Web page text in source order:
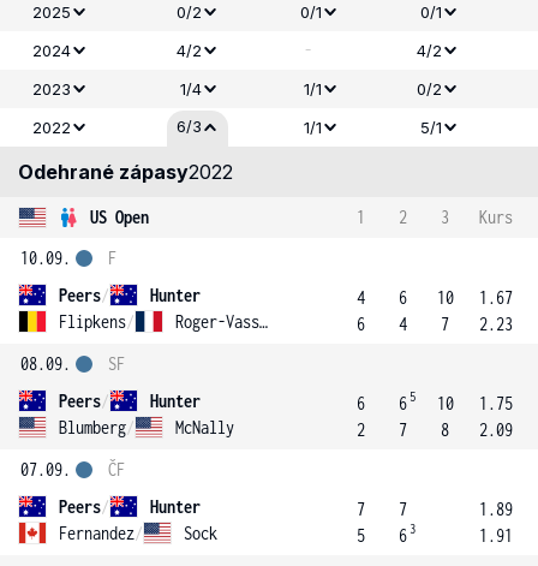
2025
0/2 0/1
0/1
2024
4/2 -
4/2
2023
1/4 1/1
0/2
2022
6/3 1/1 5/1
Odehrané zápasy2022
US Open 1 2 3
Kurs
10.09.
Peers/
Hunter
Flipkens/ Roger-Vasselin
F
4
6
6
4
10
7
1.67
2.23
08.09.
Peers/
Hunter
Blumberg/ McNally
SF
6
2
6 5
7
10
8
1.75
2.09
07.09.
Peers/
Hunter
Fernandez/ Sock
ČF
7
5
7
6 3
1.89
1.91